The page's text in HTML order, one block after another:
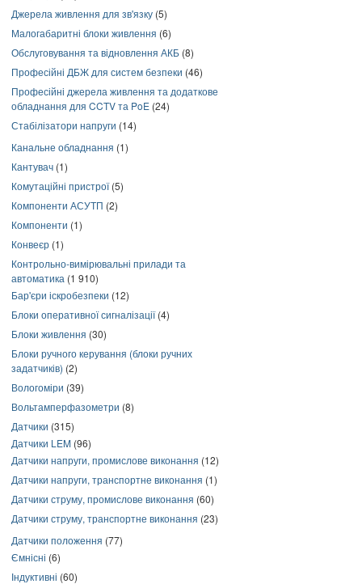
Джерела живлення для зв'язку (5)
Малогабаритні блоки живлення (6)
Обслуговування та відновлення АКБ (8)
Професійні ДБЖ для систем безпеки (46)
Професійні джерела живлення та додаткове
обладнання для CCTV та PoE (24)
Стабілізатори напруги (14)
Канальне обладнання (1)
Кантувач (1)
Комутаційні пристрої(5)
Компоненти АСУТП (2)
Компоненти (1)
Конвеєр (1)
Контрольно-вимірювальні прилади та
автоматика (1 910)
Бар'єри іскробезпеки (12)
Блоки оперативної сигналізації(4)
Блоки живлення (30)
Блоки ручного керування (блоки ручних
задатчиків) (2)
Вологоміри (39)
Вольтамперфазометри (8)
Датчики (315)
Датчики LEM (96)
Датчики напруги, промислове виконання (12)
Датчики напруги, транспортне виконання (1)
Датчики струму, промислове виконання (60)
Датчики струму, транспортне виконання (23)
Датчики положення (77)
Ємнісні (6)
Індуктивні (60)